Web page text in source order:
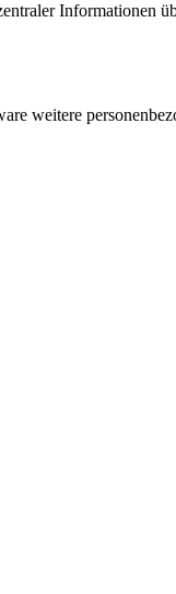
Informationen
weitere